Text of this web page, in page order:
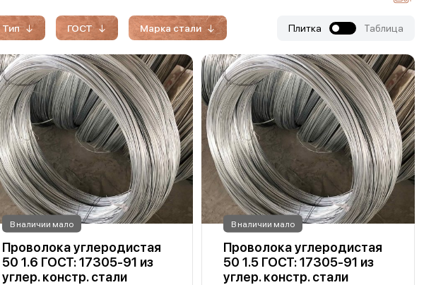
Тип ГОСТ Марка стали Плитка Таблица
В наличии мало
Проволока углеродистая
50 1.6 ГОСТ: 17305-91 из
углер. констр. стали
В наличии мало
Проволока углеродистая
50 1.5 ГОСТ: 17305-91 из
углер. констр. стали